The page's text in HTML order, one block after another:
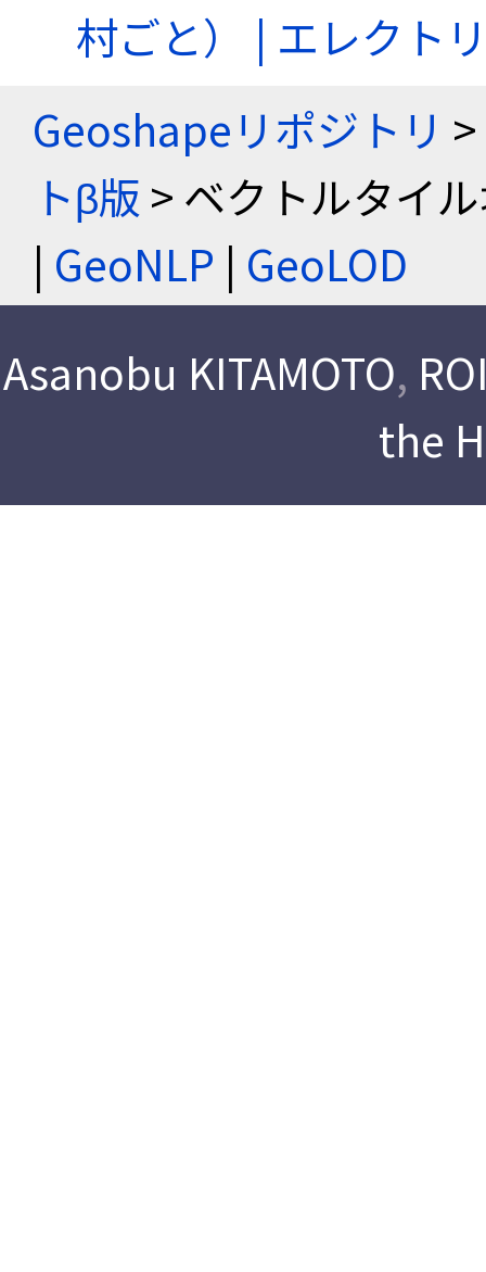
村ごと） | エレクト
Geoshapeリポジトリ >
トβ版 > ベクトルタイ
| GeoNLP | GeoLOD
Asanobu KITAMOTO,
the